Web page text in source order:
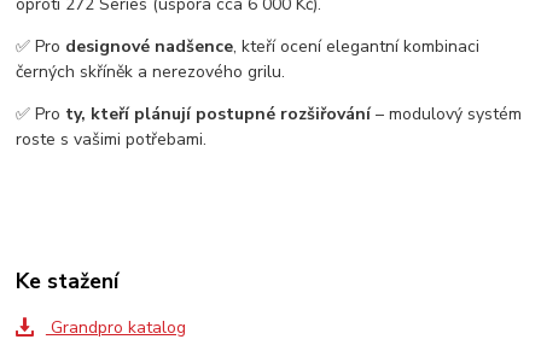
✅ Pro designové nadšence, kteří ocení elegantní kombinaci
černých skříněk a nerezového grilu.
✅ Pro ty, kteří plánují postupné rozšiřování– modulový systém
roste s vašimi potřebami.
Ke stažení
Grandpro katalog